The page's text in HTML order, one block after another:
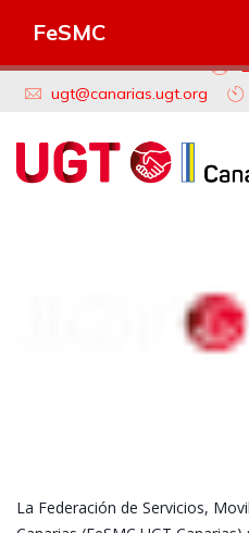
ugt@canarias.ugt.org
La Federación de Servicios,
FeSMC